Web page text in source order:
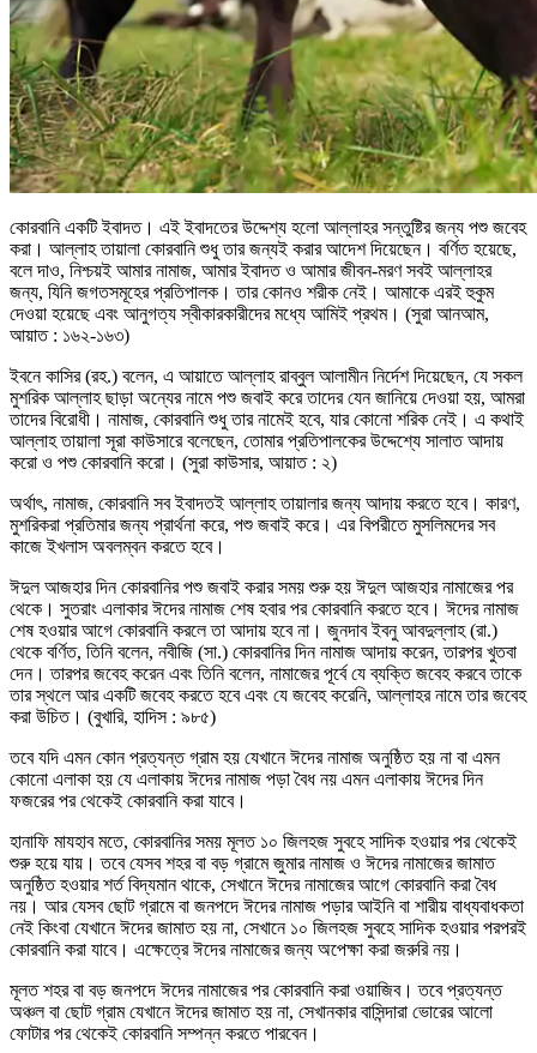
কোরবানি একটি ইবাদত। এই ইবাদতের উদ্দেশ্য হলো আল্লাহর সন্তুষ্টির জন্য পশু জবেহ
করা। আল্লাহ তায়ালা কোরবানি শুধু তার জন্যই করার আদেশ দিয়েছেন। বর্ণিত হয়েছে,
বলে দাও, নিশ্চয়ই আমার নামাজ, আমার ইবাদত ও আমার জীবন-মরণ সবই আল্লাহর
জন্য, যিনি জগতসমূহের প্রতিপালক। তার কোনও শরীক নেই। আমাকে এরই হুকুম
দেওয়া হয়েছে এবং আনুগত্য স্বীকারকারীদের মধ্যে আমিই প্রথম। (সুরা আনআম,
আয়াত : ১৬২-১৬৩)
ইবনে কাসির (রহ.) বলেন, এ আয়াতে আল্লাহ রাব্বুল আলামীন নির্দেশ দিয়েছেন, যে সকল
মুশরিক আল্লাহ ছাড়া অন্যের নামে পশু জবাই করে তাদের যেন জানিয়ে দেওয়া হয়, আমরা
তাদের বিরোধী। নামাজ, কোরবানি শুধু তার নামেই হবে, যার কোনো শরিক নেই। এ কথাই
আল্লাহ তায়ালা সূরা কাউসারে বলেছেন, তোমার প্রতিপালকের উদ্দেশ্যে সালাত আদায়
করো ও পশু কোরবানি করো। (সুরা কাউসার, আয়াত : ২)
অর্থাৎ, নামাজ, কোরবানি সব ইবাদতই আল্লাহ তায়ালার জন্য আদায় করতে হবে। কারণ,
মুশরিকরা প্রতিমার জন্য প্রার্থনা করে, পশু জবাই করে। এর বিপরীতে মুসলিমদের সব
কাজে ইখলাস অবলম্বন করতে হবে।
ঈদুল আজহার দিন কোরবানির পশু জবাই করার সময় শুরু হয় ঈদুল আজহার নামাজের পর
থেকে। সুতরাং এলাকার ঈদের নামাজ শেষ হবার পর কোরবানি করতে হবে। ঈদের নামাজ
শেষ হওয়ার আগে কোরবানি করলে তা আদায় হবে না। জুনদাব ইবনু আবদুল্লাহ (রা.)
থেকে বর্ণিত, তিনি বলেন, নবীজি (সা.) কোরবানির দিন নামাজ আদায় করেন, তারপর খুতবা
দেন। তারপর জবেহ করেন এবং তিনি বলেন, নামাজের পূর্বে যে ব্যক্তি জবেহ করবে তাকে
তার স্থলে আর একটি জবেহ করতে হবে এবং যে জবেহ করেনি, আল্লাহর নামে তার জবেহ
করা উচিত। (বুখারি, হাদিস : ৯৮৫)
তবে যদি এমন কোন প্রত্যন্ত গ্রাম হয় যেখানে ঈদের নামাজ অনুষ্ঠিত হয় না বা এমন
কোনো এলাকা হয় যে এলাকায় ঈদের নামাজ পড়া বৈধ নয় এমন এলাকায় ঈদের দিন
ফজরের পর থেকেই কোরবানি করা যাবে।
হানাফি মাযহাব মতে, কোরবানির সময় মূলত ১০ জিলহজ সুবহে সাদিক হওয়ার পর থেকেই
শুরু হয়ে যায়। তবে যেসব শহর বা বড় গ্রামে জুমার নামাজ ও ঈদের নামাজের জামাত
অনুষ্ঠিত হওয়ার শর্ত বিদ্যমান থাকে, সেখানে ঈদের নামাজের আগে কোরবানি করা বৈধ
নয়। আর যেসব ছোট গ্রামে বা জনপদে ঈদের নামাজ পড়ার আইনি বা শারীয় বাধ্যবাধকতা
নেই কিংবা যেখানে ঈদের জামাত হয় না, সেখানে ১০ জিলহজ সুবহে সাদিক হওয়ার পরপরই
কোরবানি করা যাবে। এক্ষেত্রে ঈদের নামাজের জন্য অপেক্ষা করা জরুরি নয়।
মূলত শহর বা বড় জনপদে ঈদের নামাজের পর কোরবানি করা ওয়াজিব। তবে প্রত্যন্ত
অঞ্চল বা ছোট গ্রাম যেখানে ঈদের জামাত হয় না, সেখানকার বাসিন্দারা ভোরের আলো
ফোটার পর থেকেই কোরবানি সম্পন্ন করতে পারবেন।